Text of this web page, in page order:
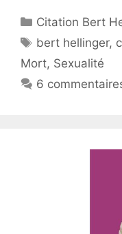
Catégories
Citation Bert
Étiquettes
bert hellinger,
Mort, Sexualité
6